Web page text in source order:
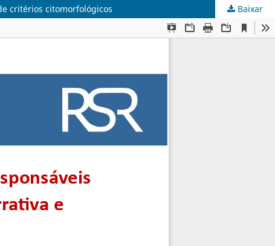
critérios citomorfológicos Baixar